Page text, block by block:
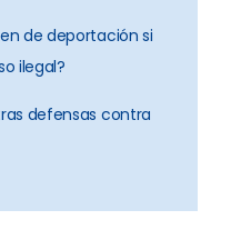
de deportación si
ilegal?
defensas contra